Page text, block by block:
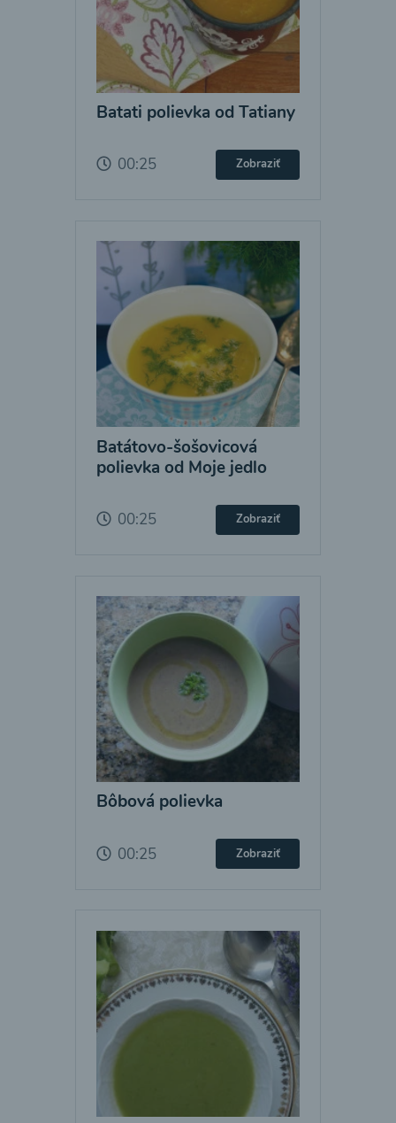
Batati polievka od Tatiany
00:25 Zobraziť
Batátovo-šošovicová
polievka od Moje jedlo
00:25 Zobraziť
Bôbová polievka
00:25 Zobraziť